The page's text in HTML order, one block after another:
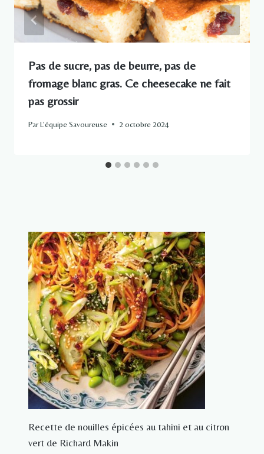
Pas de sucre, pas de beurre, pas de
fromage blanc gras. Ce cheesecake ne fait
pas grossir
ParL'équipe Savoureuse 2 octobre 2024
Recette de nouilles épicées au tahini et au citron
vert de Richard Makin